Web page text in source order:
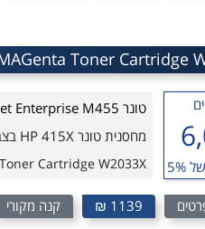
5%
טונר HP Color LaserJet Enterprise M455
מחסנית טונר HP 415X בצבע אדום
Cartridge W2033X
1139 ₪ קנה מקורי